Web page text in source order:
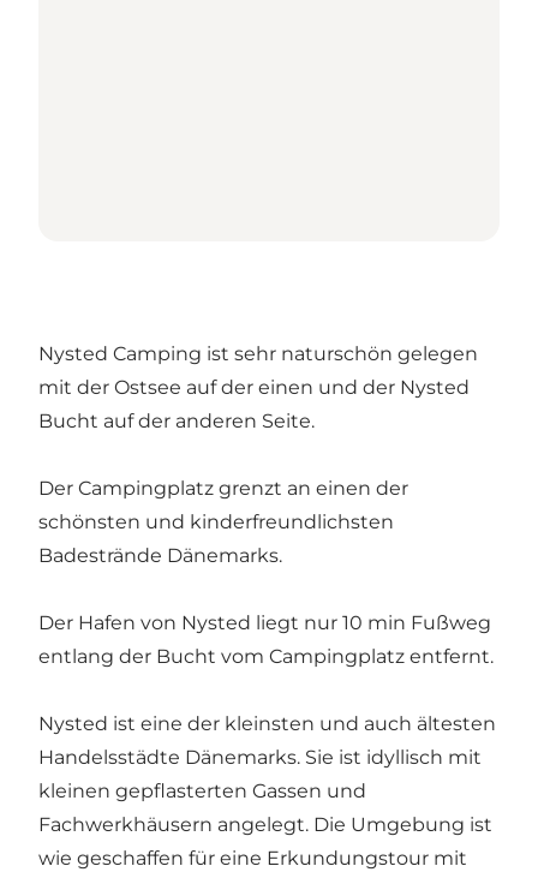
Nysted Camping ist sehr naturschön gelegen
mit der Ostsee auf der einen und der Nysted
Bucht auf der anderen Seite.
Der Campingplatz grenzt an einen der
schönsten und kinderfreundlichsten
Badestrände Dänemarks.
Der Hafen von Nysted liegt nur 10 min Fußweg
entlang der Bucht vom Campingplatz entfernt.
Nysted ist eine der kleinsten und auch ältesten
Handelsstädte Dänemarks. Sie ist idyllisch mit
kleinen gepflasterten Gassen und
Fachwerkhäusern angelegt. Die Umgebung ist
wie geschaffen für eine Erkundungstour mit